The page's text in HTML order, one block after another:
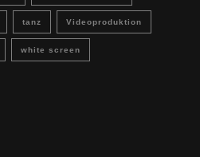
tanz Videoproduktion
white screen